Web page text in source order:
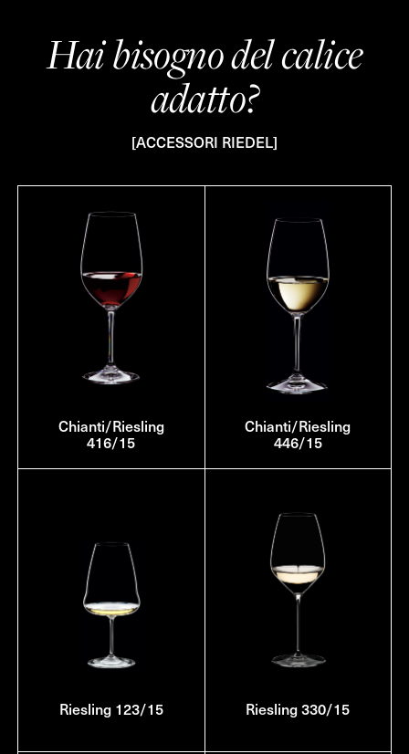
Hai bisogno del calice
adatto?
[ACCESSORI RIEDEL]
Chianti/Riesling
416/15
Chianti/Riesling
446/15
Riesling 123/15 Riesling 330/15